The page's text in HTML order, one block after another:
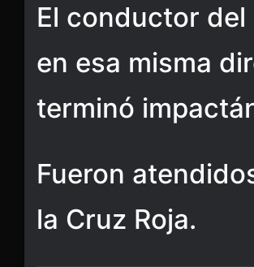
El conductor
en esa misma
terminó
Fueron
la Cruz Roja.